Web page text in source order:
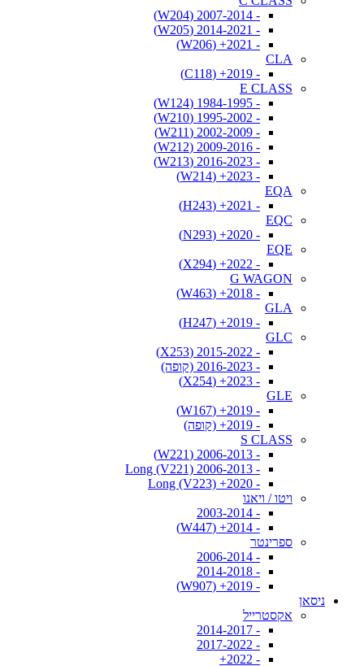
- 2007-2014 (W204)
- 2014-2021 (W205)
- 2021+ (W206)
CLA
- 2019+ (C118)
E CLASS
- 1984-1995 (W124)
- 1995-2002 (W210)
- 2002-2009 (W211)
- 2009-2016 (W212)
- 2016-2023 (W213)
- 2023+ (W214)
EQA
- 2021+ (H243)
EQC
- 2020+ (N293)
EQE
- 2022+ (X294)
G WAGON
- 2018+ (W463)
GLA
- 2019+ (H247)
GLC
- 2015-2022 (X253)
- 2016-2023 (קופה)
- 2023+ (X254)
GLE
- 2019+ (W167)
- 2019+ (קופה)
S CLASS
- 2006-2013 (W221)
- 2006-2013 Long (V221)
- 2020+ Long (V223)
ויטו / ויאנו
- 2003-2014
- 2014+ (W447)
ספרינטר
- 2006-2014
- 2014-2018
- 2019+ (W907)
ניסאן
אקסטרייל
- 2014-2017
- 2017-2022
- 2022+